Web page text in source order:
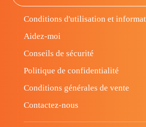
Conditions d'utilisation et
Aidez-moi
Conseils de sécurité
Politique de confidentialité
Conditions générales de vente
Contactez-nous